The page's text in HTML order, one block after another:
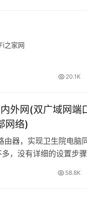
之家网
20.1K
外网(双广域网端
网络)
由器，实现卫生院电脑
，没有详细的设置步骤
58.8K